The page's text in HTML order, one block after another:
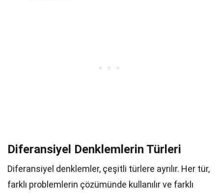
Diferansiyel Denklemlerin Türleri
Diferansiyel denklemler, çeşitli türlere ayrılır. Her tür,
farklı problemlerin çözümünde kullanılır ve farklı